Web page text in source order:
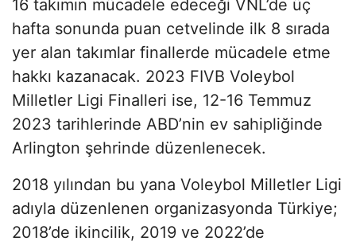
16 takımın mücadele edeceği VNL’de üç
hafta sonunda puan cetvelinde ilk 8 sırada
yer alan takımlar finallerde mücadele etme
hakkı kazanacak. 2023 FIVB Voleybol
Milletler Ligi Finalleri ise, 12-16 Temmuz
2023 tarihlerinde ABD’nin ev sahipliğinde
Arlington şehrinde düzenlenecek.
2018 yılından bu yana Voleybol Milletler Ligi
adıyla düzenlenen organizasyonda Türkiye;
2018’de ikincilik, 2019 ve 2022’de